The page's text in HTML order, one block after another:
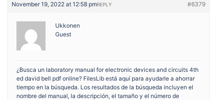
November 19, 2022 at 12:58 pm #6379
REPLY
Ukkonen
Guest
¿Busca un laboratory manual for electronic devices and circuits 4th
ed david bell pdf online? FilesLib está aquí para ayudarle a ahorrar
tiempo en la búsqueda. Los resultados de la búsqueda incluyen el
nombre del manual, la descripción, el tamaño y el número de